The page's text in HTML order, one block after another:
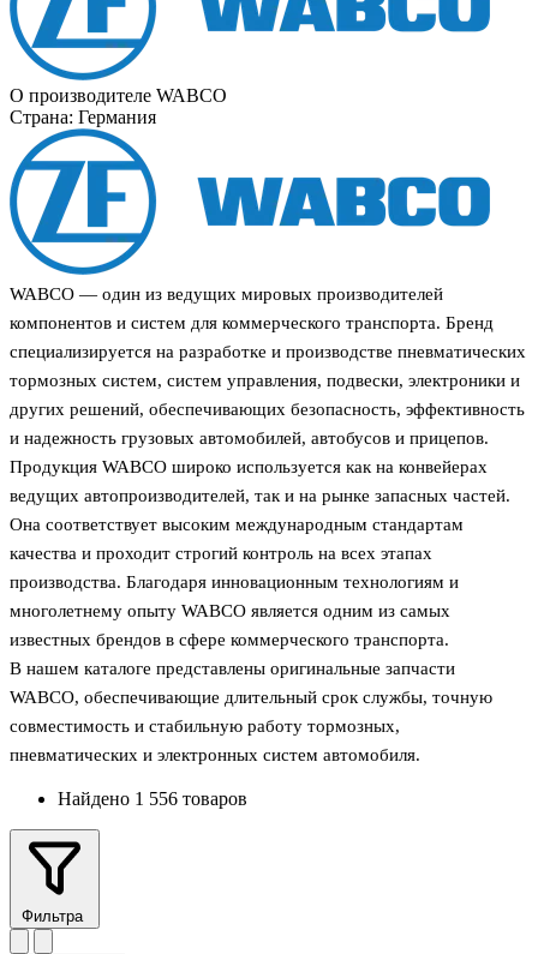
О производителе WABCO
Страна: Германия
WABCO — один из ведущих мировых производителей
компонентов и систем для коммерческого транспорта. Бренд
специализируется на разработке и производстве пневматических
тормозных систем, систем управления, подвески, электроники и
других решений, обеспечивающих безопасность, эффективность
и надежность грузовых автомобилей, автобусов и прицепов.
Продукция WABCO широко используется как на конвейерах
ведущих автопроизводителей, так и на рынке запасных частей.
Она соответствует высоким международным стандартам
качества и проходит строгий контроль на всех этапах
производства. Благодаря инновационным технологиям и
многолетнему опыту WABCO является одним из самых
известных брендов в сфере коммерческого транспорта.
В нашем каталоге представлены оригинальные запчасти
WABCO, обеспечивающие длительный срок службы, точную
совместимость и стабильную работу тормозных,
пневматических и электронных систем автомобиля.
Найдено 1 556 товаров
Фильтра